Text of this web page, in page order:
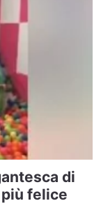
di
felice